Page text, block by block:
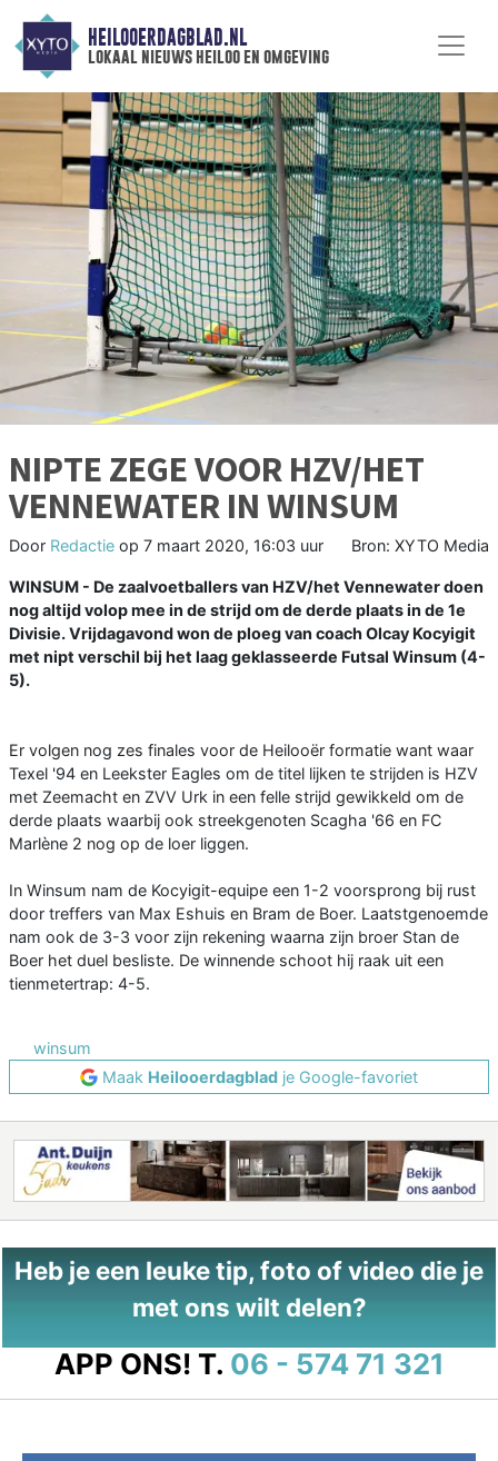
HEILOOERDAGBLAD.NL
lokaal nieuws heiloo en omgeving
NIPTE ZEGE VOOR HZV/HET
VENNEWATER IN WINSUM
Door Redactie op 7 maart 2020, 16:03 uur Bron: XYTO Media
WINSUM - De zaalvoetballers van HZV/het Vennewater doen
nog altijd volop mee in de strijd om de derde plaats in de 1e
Divisie. Vrijdagavond won de ploeg van coach Olcay Kocyigit
met nipt verschil bij het laag geklasseerde Futsal Winsum (4-
5).
Er volgen nog zes finales voor de Heilooër formatie want waar
Texel '94 en Leekster Eagles om de titel lijken te strijden is HZV
met Zeemacht en ZVV Urk in een felle strijd gewikkeld om de
derde plaats waarbij ook streekgenoten Scagha '66 en FC
Marlène 2 nog op de loer liggen.
In Winsum nam de Kocyigit-equipe een 1-2 voorsprong bij rust
door treffers van Max Eshuis en Bram de Boer. Laatstgenoemde
nam ook de 3-3 voor zijn rekening waarna zijn broer Stan de
Boer het duel besliste. De winnende schoot hij raak uit een
tienmetertrap: 4-5.
winsum
Maak Heilooerdagblad je Google-favoriet
Heb je een leuke tip, foto of video die je
met ons wilt delen?
APP ONS! T. 06 - 574 71 321